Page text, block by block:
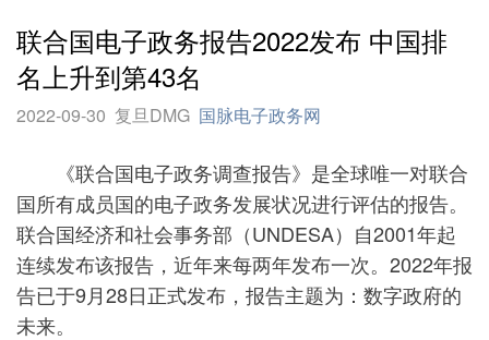
联合国电子政务报告2022发布 中国排
名上升到第43名
2022-09-30 复旦DMG 国脉电子政务网
《联合国电子政务调查报告》是全球唯一对联合
国所有成员国的电子政务发展状况进行评估的报告。
联合国经济和社会事务部（UNDESA）自2001年起
连续发布该报告，近年来每两年发布一次。2022年报
告已于9月28日正式发布，报告主题为：数字政府的
未来。